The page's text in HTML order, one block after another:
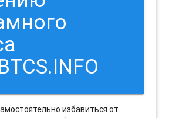
избавиться от